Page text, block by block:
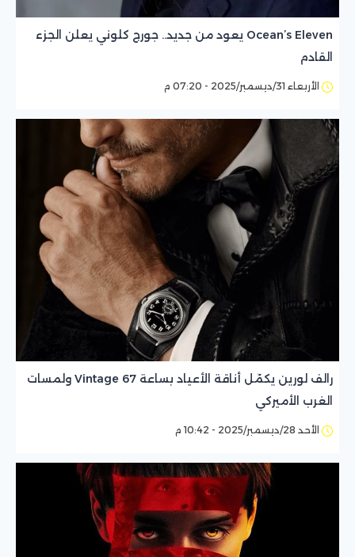
Ocean’s Eleven يعود من جديد.. جورج كلوني يعلن الجزء
القادم
الأربعاء 31/ديسمبر/2025 - 07:20 م
رالف لورين يكمّل أناقة الأعياد بساعة Vintage 67 ولمسات
الغرب الأميركي
الأحد 28/ديسمبر/2025 - 10:42 م